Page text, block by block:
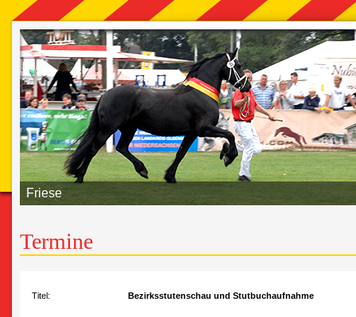
Friese
Termine
Titel: Bezirksstutenschau und Stutbuchaufnahme